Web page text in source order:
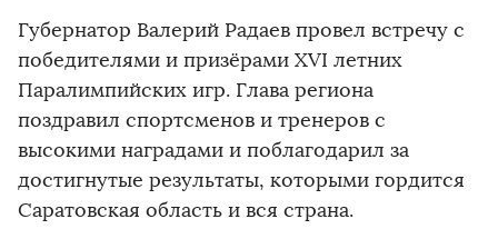
Губернатор Валерий Радаев провел встречу с
победителями и призёрами XVI летних
Паралимпийских игр. Глава региона
поздравил спортсменов и тренеров с
высокими наградами и поблагодарил за
достигнутые результаты, которыми гордится
Саратовская область и вся страна.